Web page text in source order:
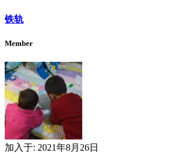
铁轨
Member
加入于: 2021年8月26日